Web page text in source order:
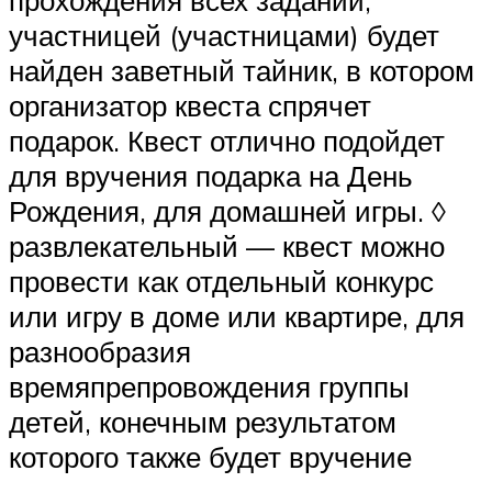
участницей (участницами) будет
найден заветный тайник, в котором
организатор квеста спрячет
подарок. Квест отлично подойдет
для вручения подарка на День
Рождения, для домашней игры. ◊
развлекательный — квест можно
провести как отдельный конкурс
или игру в доме или квартире, для
разнообразия
времяпрепровождения группы
детей, конечным результатом
которого также будет вручение